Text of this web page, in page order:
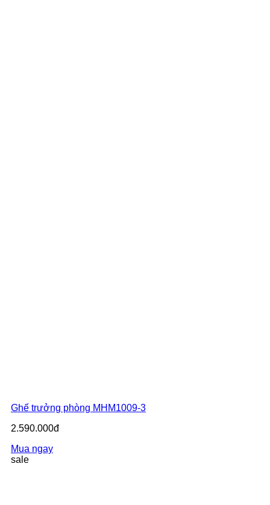
Ghế trưởng phòng MHM1009-3
2.590.000đ
Mua ngay
sale